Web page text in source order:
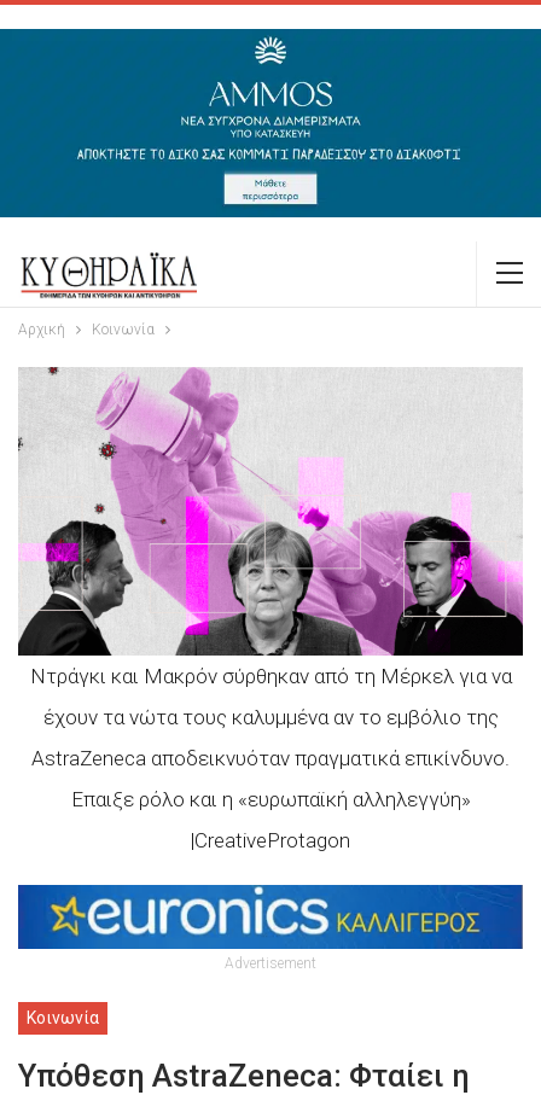
Αρχική Κοινωνία
Ντράγκι και Μακρόν σύρθηκαν από τη Μέρκελ για να
έχουν τα νώτα τους καλυμμένα αν το εμβόλιο της
ΑstraZeneca αποδεικνυόταν πραγματικά επικίνδυνο.
Επαιξε ρόλο και η «ευρωπαϊκή αλληλεγγύη»
|CreativeProtagon
Advertisement
Κοινωνία
Υπόθεση AstraZeneca: Φταίει η